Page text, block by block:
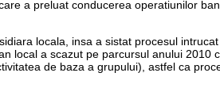
a preluat conducerea operatiunilor
locala, insa a sistat procesul
a scazut pe parcursul anului 2010
de baza a grupului), astfel ca